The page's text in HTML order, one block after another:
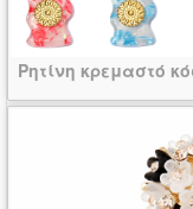
Ρητίνη κρεμαστό